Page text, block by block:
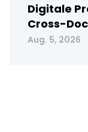
Digitale
Cross-
Aug. 5, 2026